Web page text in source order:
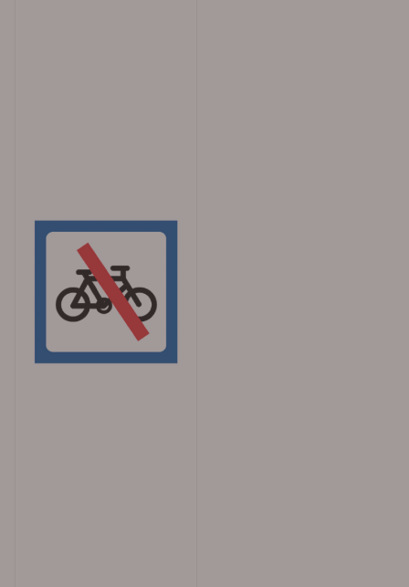
16.00. Telefon: 64 80 90 50 E-post:
post@merkefabrikken.no